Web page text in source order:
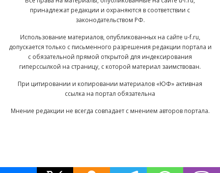
принадлежат редакции и охраняются в соответствии с
законодательством РФ.
Использование материалов, опубликованных на сайте u-f.ru,
допускается только с письменного разрешения редакции портала и
с обязательной прямой открытой для индексирования
гиперссылкой на страницу, с которой материал заимствован.
При цитировании и копировании материалов «ЮФ» активная
ссылка на портал обязательна
Мнение редакции не всегда совпадает с мнением авторов портала.